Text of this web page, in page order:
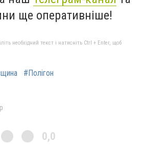
ще оперативніше!
необхідний текст і натисніть Ctrl + Enter, щоб
#Полігон
0,0